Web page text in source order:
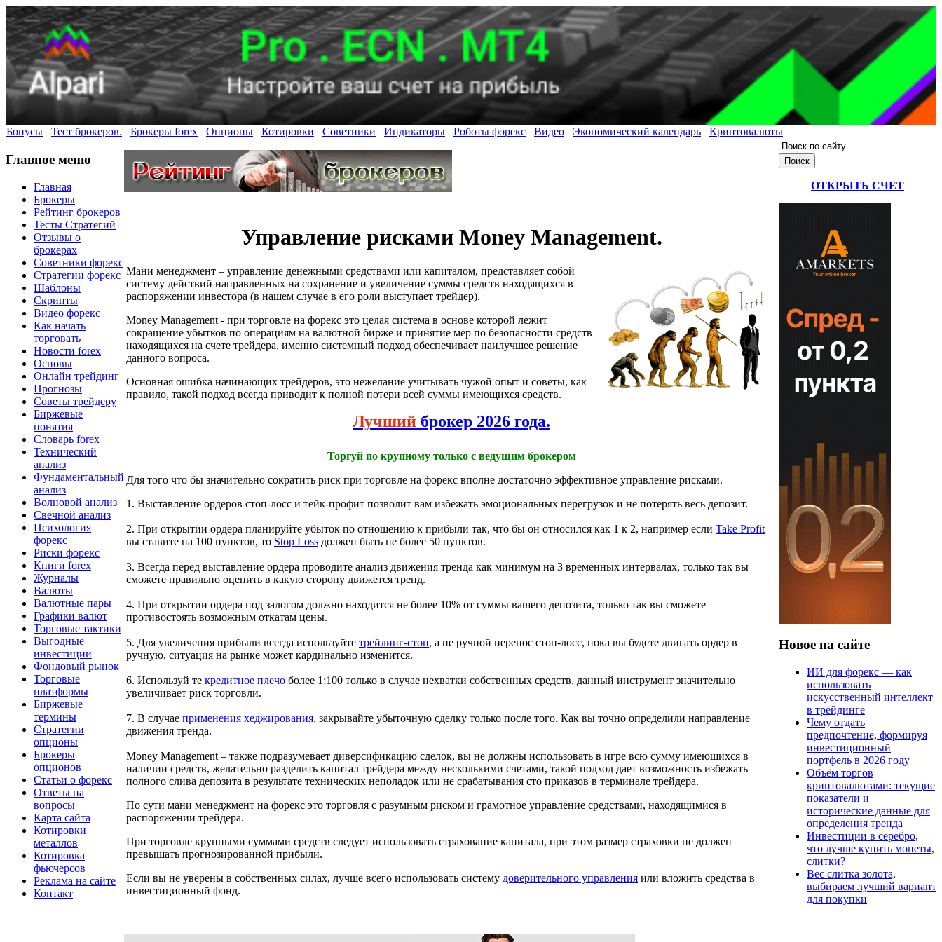
Бонусы Тест брокеров. Брокеры forex Опционы Котировки Советники Индикаторы Роботы форекс Видео Экономический календарь Криптовалюты
Главное меню
Главная
Брокеры
Рейтинг брокеров
Тесты Стратегий
Отзывы о
брокерах
Советники форекс
Стратегии форекс
Шаблоны
Скрипты
Видео форекс
Как начать
торговать
Новости forex
Основы
Онлайн трейдинг
Прогнозы
Советы трейдеру
Биржевые
понятия
Словарь forex
Технический
анализ
Фундаментальный
анализ
Волновой анализ
Свечной анализ
Психология
форекс
Риски форекс
Книги forex
Журналы
Валюты
Валютные пары
Графики валют
Торговые тактики
Выгодные
инвестиции
Фондовый рынок
Торговые
платформы
Биржевые
термины
Стратегии
опционы
Брокеры
опционов
Статьи о форекс
Ответы на
вопросы
Карта сайта
Котировки
металлов
Котировка
фьючерсов
Реклама на сайте
Контакт
Управление рисками Money Management.
Мани менеджмент – управление денежными средствами или капиталом, представляет собой
систему действий направленных на сохранение и увеличение суммы средств находящихся в
распоряжении инвестора (в нашем случае в его роли выступает трейдер).
Money Management - при торговле на форекс это целая система в основе которой лежит
сокращение убытков по операциям на валютной бирже и принятие мер по безопасности средств
находящихся на счете трейдера, именно системный подход обеспечивает наилучшее решение
данного вопроса.
Основная ошибка начинающих трейдеров, это нежелание учитывать чужой опыт и советы, как
правило, такой подход всегда приводит к полной потери всей суммы имеющихся средств.
Лучший брокер 2026 года.
Торгуй по крупному только с ведущим брокером
Для того что бы значительно сократить риск при торговле на форекс вполне достаточно эффективное управление рисками.
1. Выставление ордеров стоп-лосс и тейк-профит позволит вам избежать эмоциональных перегрузок и не потерять весь депозит.
2. При открытии ордера планируйте убыток по отношению к прибыли так, что бы он относился как 1 к 2, например если Take Profit
вы ставите на 100 пунктов, то Stop Loss должен быть не более 50 пунктов.
3. Всегда перед выставление ордера проводите анализ движения тренда как минимум на 3 временных интервалах, только так вы
сможете правильно оценить в какую сторону движется тренд.
4. При открытии ордера под залогом должно находится не более 10% от суммы вашего депозита, только так вы сможете
противостоять возможным откатам цены.
5. Для увеличения прибыли всегда используйте трейлинг-стоп, а не ручной перенос стоп-лосс, пока вы будете двигать ордер в
ручную, ситуация на рынке может кардинально изменится.
6. Используй те кредитное плечо более 1:100 только в случае нехватки собственных средств, данный инструмент значительно
увеличивает риск торговли.
7. В случае применения хеджирования, закрывайте убыточную сделку только после того. Как вы точно определили направление
движения тренда.
Money Management – также подразумевает диверсификацию сделок, вы не должны использовать в игре всю сумму имеющихся в
наличии средств, желательно разделить капитал трейдера между несколькими счетами, такой подход дает возможность избежать
полного слива депозита в результате технических неполадок или не срабатывания сто приказов в терминале трейдера.
По сути мани менеджмент на форекс это торговля с разумным риском и грамотное управление средствами, находящимися в
распоряжении трейдера.
При торговле крупными суммами средств следует использовать страхование капитала, при этом размер страховки не должен
превышать прогнозированной прибыли.
Если вы не уверены в собственных силах, лучше всего использовать систему доверительного управления или вложить средства в
инвестиционный фонд.
ОТКРЫТЬ СЧЕТ
Новое на сайте
ИИ для форекс — как
использовать
искусственный интеллект
в трейдинге
Чему отдать
предпочтение, формируя
инвестиционный
портфель в 2026 году
Объём торгов
криптовалютами: текущие
показатели и
исторические данные для
определения тренда
Инвестиции в серебро,
что лучше купить монеты,
слитки?
Вес слитка золота,
выбираем лучший вариант
для покупки